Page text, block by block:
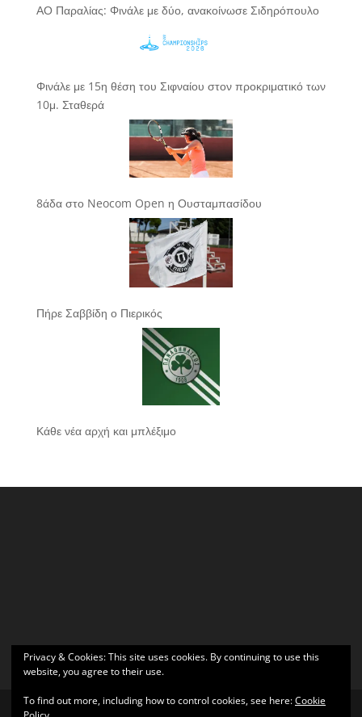
ΑΟ Παραλίας: Φινάλε με δύο, ανακοίνωσε Σιδηρόπουλο
Φινάλε με 15η θέση του Σιφναίου στον προκριματικό των
10μ. Σταθερά
8άδα στο Neocom Open η Ουσταμπασίδου
Πήρε Σαββίδη ο Πιερικός
Κάθε νέα αρχή και μπλέξιμο
Privacy & Cookies: This site uses cookies. By continuing to use this
website, you agree to their use.
To find out more, including how to control cookies, see here:Cookie